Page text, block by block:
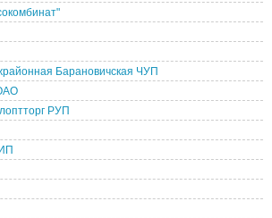
Барановичская ЧУП
РУП